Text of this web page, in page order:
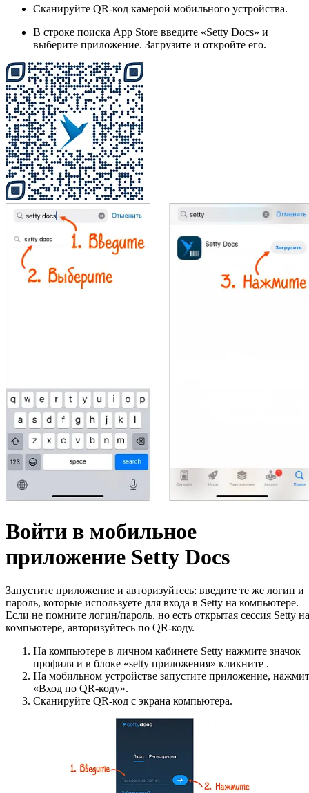
Сканируйте QR-код камерой мобильного устройства.
В строке поиска App Store введите «Setty Docs» и
выберите приложение. Загрузите и откройте его.
Войти в мобильное
приложение Setty Docs
Запустите приложение и авторизуйтесь: введите те же логин и
пароль, которые используете для входа в Setty на компьютере.
Если не помните логин/пароль, но есть открытая сессия Setty на
компьютере, авторизуйтесь по QR-коду.
На компьютере в личном кабинете Setty нажмите значок
профиля и в блоке «setty приложения» кликните .
На мобильном устройстве запустите приложение,
«Вход по QR-коду».
Сканируйте QR-код с экрана компьютера.